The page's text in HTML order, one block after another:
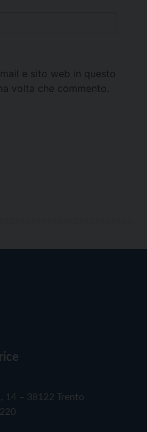
e sito web in questo
volta che commento.
14 – 38122 Trento